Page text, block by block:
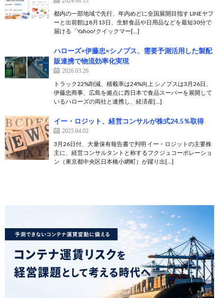
都内の一部地域で先行、年内めどに全国展開目指す LINEヤフ
ーと出前館は8月13日、生鮮食品や日用品などを最短30分で
届ける「Yahoo!クイックマー[…]
ハローズ×伊藤忠×シノプス、需要予測活用した製配
販連携で物流効率化実現
2026.03.26
トラック22%削減、積載率は24%向上 シノプスは3月26日、
伊藤忠商事、広島を拠点に西日本で食品スーパーを展開して
いるハローズの両社と連携し、経済産[…]
イー・ロジット、経営コンサルが株式24.5％取得
2025.04.02
3月26日付、大量保有報告書で判明 イー・ロジットの主要株
主に、経営コンサルタントと称するフクジュコーポレーショ
ン（東京都中央区日本橋小網町）が躍り出[…]